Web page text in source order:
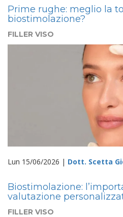
Prime rughe: meglio la
biostimolazione?
FILLER VISO
Lun 15/06/2026 | Dott. Scetta
Biostimolazione:
valutazione
FILLER VISO